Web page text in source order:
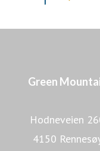
Green
Hodneveien
4150